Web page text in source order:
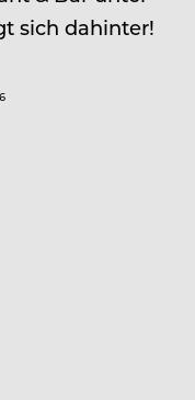
sich dahinter!